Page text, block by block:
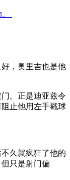
，奥里吉也是他
。正是迪亚兹令
止他用左手戳球
久就疯狂了他的
只是射门偏